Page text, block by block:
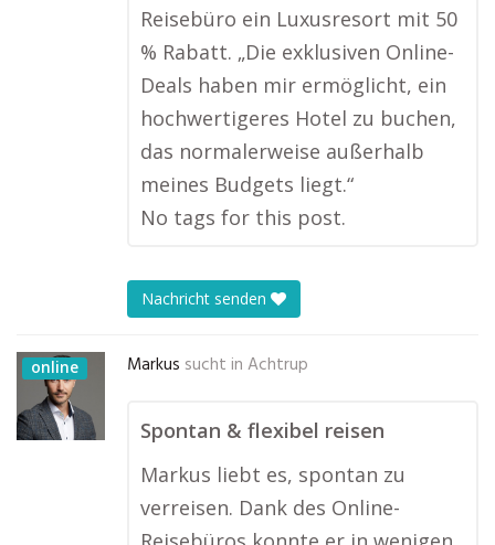
Reisebüro ein Luxusresort mit 50
% Rabatt. „Die exklusiven Online-
Deals haben mir ermöglicht, ein
hochwertigeres Hotel zu buchen,
das normalerweise außerhalb
meines Budgets liegt.“
No tags for this post.
Nachricht senden
online Markus sucht in Achtrup
Spontan & flexibel reisen
Markus liebt es, spontan zu
verreisen. Dank des Online-